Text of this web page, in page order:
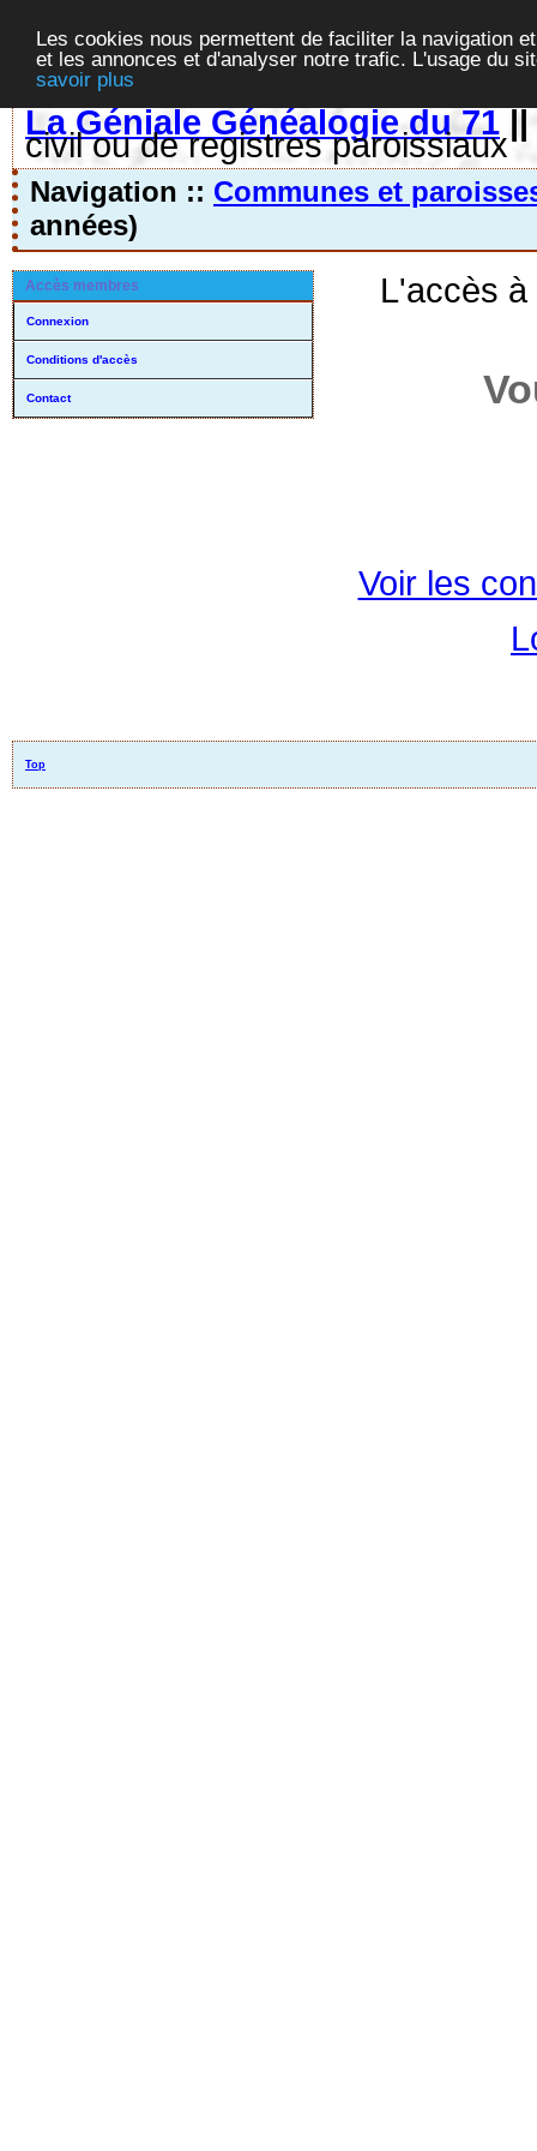
Les cookies nous permettent de faciliter la navigation
et les annonces et d'analyser notre trafic. L'usage du
savoir plus
La Géniale Généalogie du 71||
civil ou de registres paroissiaux
Navigation :: Communes et
années)
Accès membres
Connexion
Conditions d'accès
Contact
L'accès
Voir les
Top